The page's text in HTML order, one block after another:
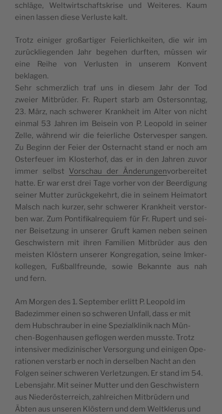
schläge, Welt­wirt­schafts­krise und Wei­teres. Kaum
einen las­sen diese Ver­luste kalt.
Trotz eini­ger großar­ti­ger Feier­li­ch­kei­ten, die wir im
zurü­ck­lie­gen­den Jahr bege­hen durf­ten, müs­sen wir
eine Reihe von Ver­lus­ten in unse­rem Konvent
beklagen.
Sehr schmerz­lich traf uns in die­sem Jahr der Tod
zweier Mit­brü­der. Fr. Rupert starb am Oster­sonn­tag,
23. März, nach schwe­rer Kran­kheit im Alter von nicht
ein­mal 53 Jah­ren im Bei­sein von P. Leo­pold in sei­ner
Zelle, wäh­rend wir die feier­liche Oster­ves­per san­gen.
Zu Beginn der Feier der Oster­nacht stand er noch am
Oster­feuer im Klos­te­rhof, das er in den Jah­ren zuvor
immer selbst Vor­schau der Ände­run­gen(öff­
net
in
neuem
Tab)
vor­be­rei­tet
hatte. Er war erst drei Tage vorher von der Beer­di­gung
sei­ner Mut­ter zurück­ge­kehrt, die in sei­nem Hei­ma­tort
Malsch nach kur­zer, sehr schwe­rer Kran­kheit vers­tor­
ben war. Zum Pon­ti­fi­kal­re­quiem für Fr. Rupert und sei­
ner Bei­set­zung in unse­rer Gruft kamen neben sei­nen
Ges­ch­wis­tern mit ihren Fami­lien Mit­brü­der aus den
meis­ten Klös­tern unse­rer Kon­gre­ga­tion, seine Imker­
kol­le­gen, Fuß­ball­freunde, sowie Bekannte aus nah
und fern.
Am Mor­gen des 1. Sep­tem­ber erlitt P. Leo­pold im
Bade­zim­mer einen so schwe­ren Unfall, dass er mit
dem Hub­schrau­ber in eine Spe­zialk­li­nik nach Mün­
chen-Bogen­hau­sen geflo­gen wer­den musste. Trotz
inten­si­ver medi­zi­ni­scher Ver­sor­gung und eini­gen Ope­
ra­tio­nen vers­tarb er noch in der­sel­ben Nacht an den
Fol­gen sei­ner schwe­ren Ver­let­zun­gen. Er stand im 54.
Lebens­jahr. Mit sei­ner Mut­ter und den Ges­ch­wis­tern
aus Nie­derös­ter­reich, zahl­rei­chen Mit­brü­dern und
Äbten aus unse­ren Klös­tern und dem Weltk­le­rus und